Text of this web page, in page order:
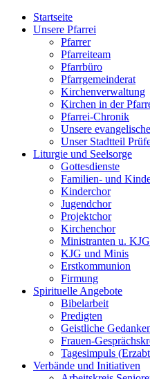
Startseite
Unsere Pfarrei
Pfarrer
Pfarreiteam
Pfarrbüro
Pfarrgemeinderat
Kirchenverwaltung
Kirchen in der
Pfarrei-Chronik
Unsere
Unser Stadtteil
Liturgie und Seelsorge
Gottesdienste
Familien- und
Kinderchor
Jugendchor
Projektchor
Kirchenchor
Ministranten u.
KJG und Minis
Erstkommunion
Firmung
Spirituelle Angebote
Bibelarbeit
Predigten
Geistliche
Frauen-
Tagesimpuls
Verbände und Initiativen